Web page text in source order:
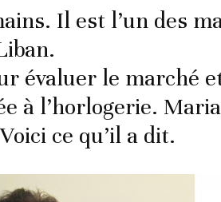
Il est l’un des
évaluer le marché
à l’horlogerie.
ce qu’il a dit.